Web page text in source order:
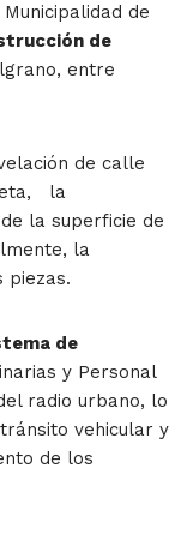
de
de
entre
de calle
la
la superficie de
la
piezas.
de
y Personal
radio urbano, lo
vehicular y
de los